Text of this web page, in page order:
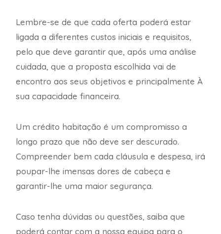
Lembre-se de que cada oferta poderá estar
ligada a diferentes custos iniciais e requisitos,
pelo que deve garantir que, após uma análise
cuidada, que a proposta escolhida vai de
encontro aos seus objetivos e principalmente À
sua capacidade financeira.
Um crédito habitação é um compromisso a
longo prazo que não deve ser descurado.
Compreender bem cada cláusula e despesa, irá
poupar-lhe imensas dores de cabeça e
garantir-lhe uma maior segurança.
Caso tenha dúvidas ou questões, saiba que
poderá contar com a nossa equipa para o